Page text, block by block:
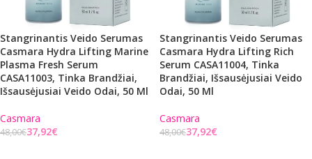
Stangrinantis Veido Serumas
Casmara Hydra Lifting Marine
Plasma Fresh Serum
CASA11003, Tinka Brandžiai,
Išsausėjusiai Veido Odai, 50 Ml
Casmara
48,00€37,92€
Stangrinantis Veido Serumas
Casmara Hydra Lifting Rich
Serum CASA11004, Tinka
Brandžiai, Išsausėjusiai Veido
Odai, 50 Ml
Casmara
48,00€37,92€